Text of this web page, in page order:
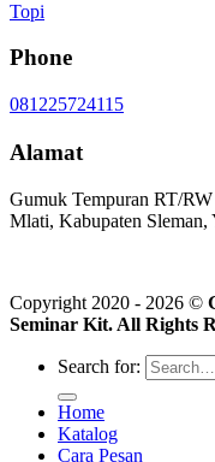
Topi
Phone
081225724115
Alamat
Gumuk Tempuran RT/
Mlati, Kabupaten Sleman,
Copyright 2020 - 2026 ©
Seminar Kit. All Rights
Search for:
Home
Katalog
Cara Pesan